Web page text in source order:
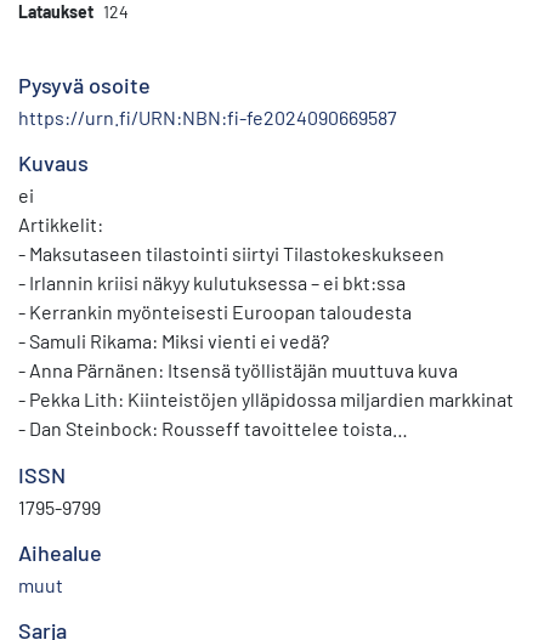
Lataukset 124
Pysyvä osoite
https://urn.fi/URN:NBN:fi-fe2024090669587
Kuvaus
ei
Artikkelit:
- Maksutaseen tilastointi siirtyi Tilastokeskukseen
- Irlannin kriisi näkyy kulutuksessa – ei bkt:ssa
- Kerrankin myönteisesti Euroopan taloudesta
- Samuli Rikama: Miksi vienti ei vedä?
- Anna Pärnänen: Itsensä työllistäjän muuttuva kuva
- Pekka Lith: Kiinteistöjen ylläpidossa miljardien markkinat
- Dan Steinbock: Rousseff tavoittelee toista
- Antti Kuosmanen: Kurkien tanssi siirtyy Atlantilta
Tyynellemerelle
- Aku Alanen: Julkisen sektorin rooli vaihtelee eri puolilla
kilpailukyvystään
ISSN
1795-9799
Aihealue
muut
Sarja